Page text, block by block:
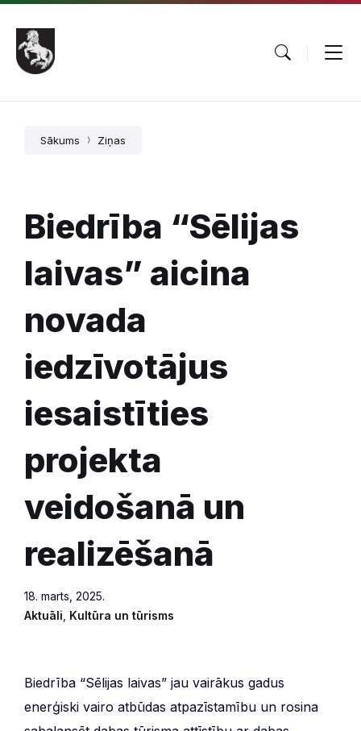
Pāriet
saturu
Skip
main
navigation
Skip
footer
Sākums Ziņas
Biedrība “Sēlijas
laivas” aicina
novada
iedzīvotājus
iesaistīties
projekta
veidošanā un
realizēšanā
18. marts, 2025.
Aktuāli Kultūra un tūrisms
Biedrība “Sēlijas laivas” jau vairākus gadus
enerģiski vairo atbūdas atpazīstamību un rosina